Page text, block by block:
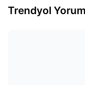
Trendyol